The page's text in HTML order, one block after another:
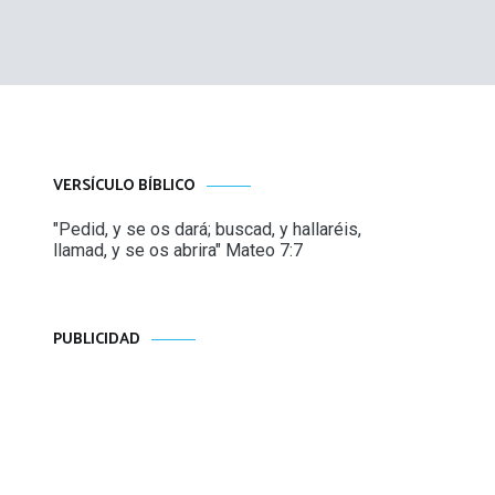
VERSÍCULO BÍBLICO
"Pedid, y se os dará; buscad, y hallaréis,
llamad, y se os abrira" Mateo 7:7
PUBLICIDAD